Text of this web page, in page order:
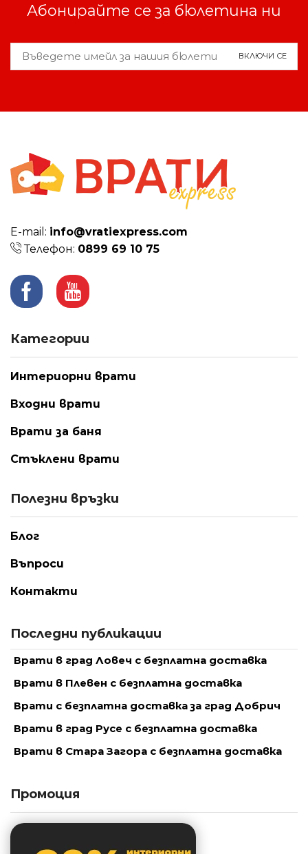
Абонирайте се за бюлетина ни
Е-mail: info@vratiexpress.com
Телефон: 0899 69 10 75
Facebook
Youtube
Категории
Интериорни врати
Входни врати
Врати за баня
Стъклени врати
Полезни връзки
Блог
Въпроси
Контакти
Последни публикации
Врати в град Ловеч с безплатна доставка
Врати в Плевен с безплатна доставка
Врати с безплатна доставка за град Добрич
Врати в град Русе с безплатна доставка
Врати в Стара Загора с безплатна доставка
Промоция